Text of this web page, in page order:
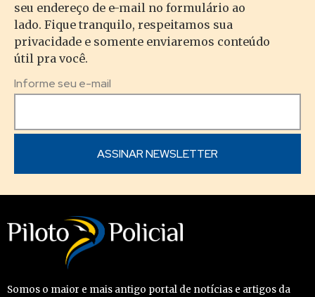
seu endereço de e-mail no formulário ao
lado. Fique tranquilo, respeitamos sua
privacidade e somente enviaremos conteúdo
útil pra você.
Informe seu e-mail
Somos o maior e mais antigo portal de notícias e artigos da